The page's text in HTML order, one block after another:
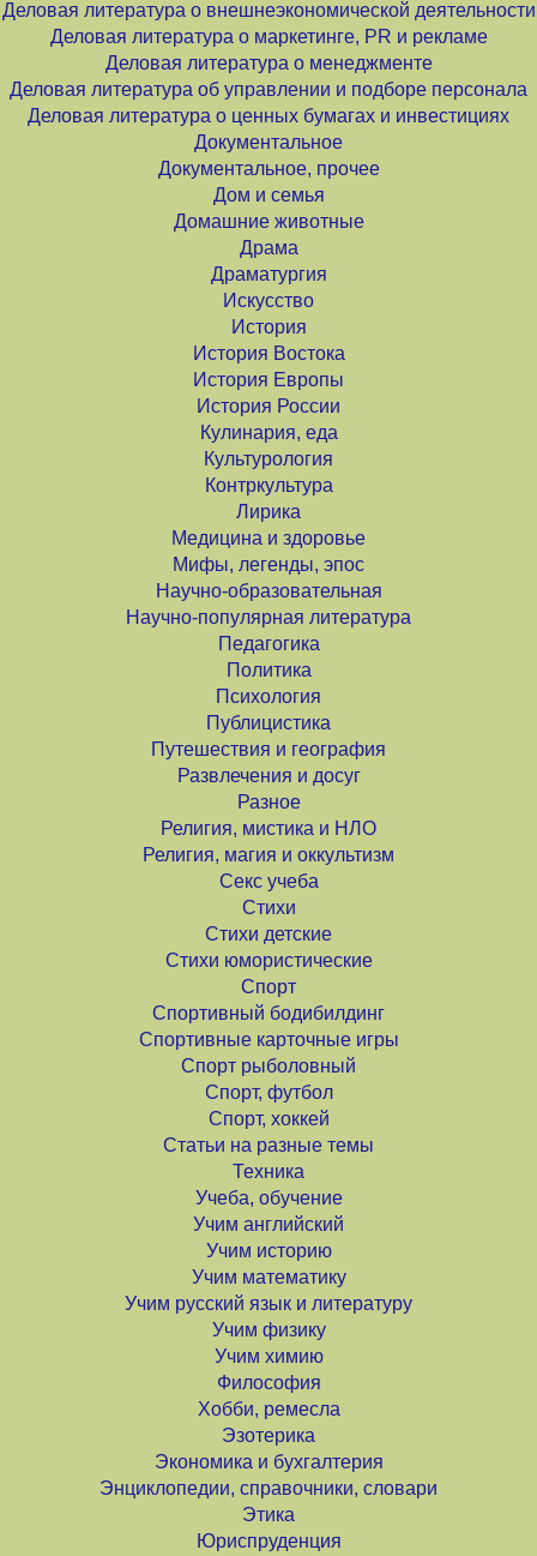
Деловая литература о внешнеэкономической деятельности
Деловая литература о маркетинге, PR и рекламе
Деловая литература о менеджменте
Деловая литература об управлении и подборе персонала
Деловая литература о ценных бумагах и инвестициях
Документальное
Документальное, прочее
Дом и семья
Домашние животные
Драма
Драматургия
Искусство
История
История Востока
История Европы
История России
Кулинария, еда
Культурология
Контркультура
Лирика
Медицина и здоровье
Мифы, легенды, эпос
Научно-образовательная
Научно-популярная литература
Педагогика
Политика
Психология
Публицистика
Путешествия и география
Развлечения и досуг
Разное
Религия, мистика и НЛО
Религия, магия и оккультизм
Секс учеба
Стихи
Стихи детские
Стихи юмористические
Спорт
Спортивный бодибилдинг
Спортивные карточные игры
Спорт рыболовный
Спорт, футбол
Спорт, хоккей
Статьи на разные темы
Техника
Учеба, обучение
Учим английский
Учим историю
Учим математику
Учим русский язык и литературу
Учим физику
Учим химию
Философия
Хобби, ремесла
Эзотерика
Экономика и бухгалтерия
Энциклопедии, справочники, словари
Этика
Юриспруденция